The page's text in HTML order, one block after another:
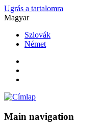
Ugrás a tartalomra
Magyar
Szlovák
Német
Main navigation